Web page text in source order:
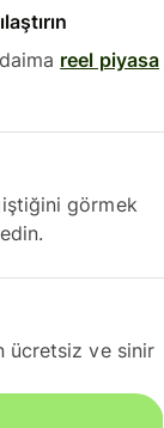
reel piyasa
görmek
ücretsiz ve sinir